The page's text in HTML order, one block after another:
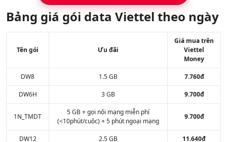
Bảng giá gói data Viettel theo ngày
Tên gói Ưu đãi
Giá mua trên
Viettel
Money
DW8 1.5 GB 7.760đ
DW6H 3 GB 9.700đ
1N_TMDT
5 GB + gọi nội mạng miễn phí
(<10phút/cuộc) + 5 phút ngoại mạng
9.700đ
DW12 2.5 GB 11.640đ